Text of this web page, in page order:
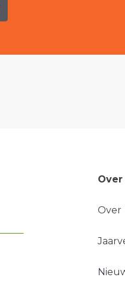
Over
Over